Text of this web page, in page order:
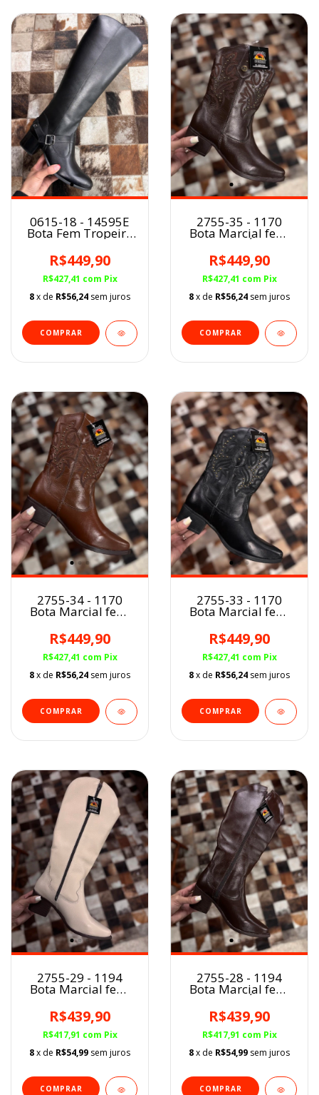
0615-18 - 14595E
Bota Fem Tropeiro
Viking Preto
R$449,90
R$427,41 com Pix
8x de R$56,24 sem juros
COMPRAR
2755-35 - 1170
Bota Marcial fem.
CAFÉ
R$449,90
R$427,41 com Pix
8x de R$56,24 sem juros
COMPRAR
2755-34 - 1170
Bota Marcial fem.
R$449,90
R$427,41 com Pix
8x de R$56,24 sem juros
COMPRAR
2755-33 - 1170
Bota Marcial fem.
R$449,90
R$427,41 com Pix
8x de R$56,24 sem juros
COMPRAR
2755-29 - 1194
Bota Marcial fem.
R$439,90
R$417,91 com Pix
8x de R$54,99 sem juros
COMPRAR
2755-28 - 1194
Bota Marcial fem.
CAFÉ
R$439,90
R$417,91 com Pix
8x de R$54,99 sem juros
COMPRAR